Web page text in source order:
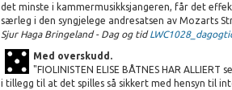
det minste i kammermusikksjangeren, får det
særleg i den syngjelege andresatsen av Mozarts
Sjur Haga Bringeland - Dag og tid
Med overskudd.
"FIOLINISTEN ELISE BÅTNES HAR
i tillegg til at det spilles så sikkert med hensyn til